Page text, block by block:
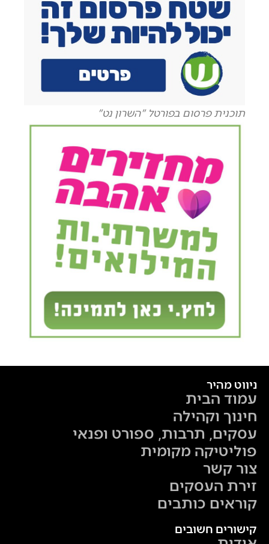
תוכנית פרסום בפורטל "השרון נט"
ניווט מהיר
עמוד הבית
חינוך וקהילה
עסקים, תרבות, ספורט ופנאי
פוליטיקה מקומית
צור קשר
זירת העסקים
קוראים כותבים
קישורים חשובים